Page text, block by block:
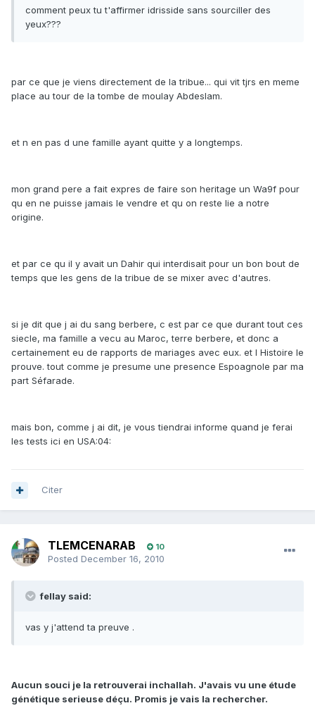
comment peux tu t'affirmer idrisside sans sourciller des
yeux???
par ce que je viens directement de la tribue... qui vit tjrs en meme
place au tour de la tombe de moulay Abdeslam.
et n en pas d une famille ayant quitte y a longtemps.
mon grand pere a fait expres de faire son heritage un Wa9f pour
qu en ne puisse jamais le vendre et qu on reste lie a notre
origine.
et par ce qu il y avait un Dahir qui interdisait pour un bon bout de
temps que les gens de la tribue de se mixer avec d'autres.
si je dit que j ai du sang berbere, c est par ce que durant tout ces
siecle, ma famille a vecu au Maroc, terre berbere, et donc a
certainement eu de rapports de mariages avec eux. et l Histoire le
prouve. tout comme je presume une presence Espoagnole par ma
part Séfarade.
mais bon, comme j ai dit, je vous tiendrai informe quand je ferai
les tests ici en USA:04:
Citer
TLEMCENARAB 10
Posted December 16, 2010
fellay said:
vas y j'attend ta preuve .
Aucun souci je la retrouverai inchallah. J'avais vu une étude
génétique serieuse déçu. Promis je vais la rechercher.